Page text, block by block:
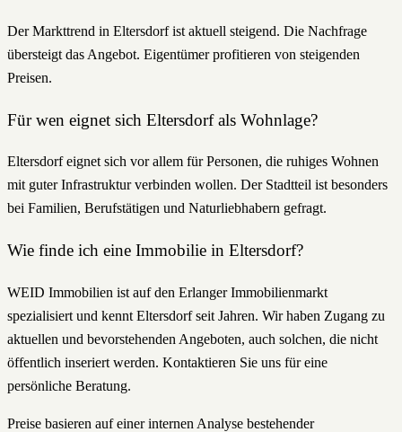
Der Markttrend in Eltersdorf ist aktuell steigend. Die Nachfrage
übersteigt das Angebot. Eigentümer profitieren von steigenden
Preisen.
Für wen eignet sich Eltersdorf als Wohnlage?
Eltersdorf eignet sich vor allem für Personen, die ruhiges Wohnen
mit guter Infrastruktur verbinden wollen. Der Stadtteil ist besonders
bei Familien, Berufstätigen und Naturliebhabern gefragt.
Wie finde ich eine Immobilie in Eltersdorf?
WEID Immobilien ist auf den Erlanger Immobilienmarkt
spezialisiert und kennt Eltersdorf seit Jahren. Wir haben Zugang zu
aktuellen und bevorstehenden Angeboten, auch solchen, die nicht
öffentlich inseriert werden. Kontaktieren Sie uns für eine
persönliche Beratung.
Preise basieren auf einer internen Analyse bestehender